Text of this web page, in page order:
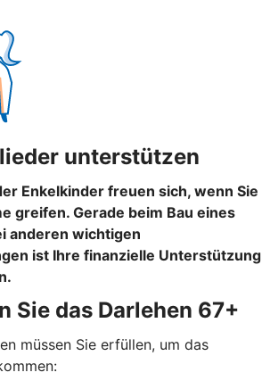
unterstützen
Enkelkinder freuen sich, wenn Sie
greifen. Gerade beim Bau eines
anderen wichtigen
ist Ihre finanzielle Unterstützung
Sie das Darlehen 67+
müssen Sie erfüllen, um das